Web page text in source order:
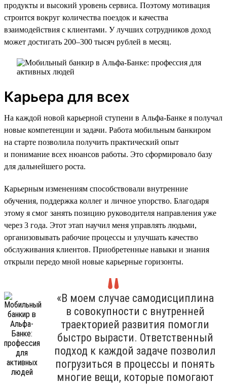
продукты и высокий уровень сервиса. Поэтому мотивация
строится вокруг количества поездок и качества
взаимодействия с клиентами. У лучших сотрудников доход
может достигать 200–300 тысяч рублей в месяц.
Карьера для всех
На каждой новой карьерной ступени в Альфа-Банке я получал
новые компетенции и задачи. Работа мобильным банкиром
на старте позволила получить практический опыт
и понимание всех нюансов работы. Это сформировало базу
для дальнейшего роста.
Карьерным изменениям способствовали внутренние
обучения, поддержка коллег и личное упорство. Благодаря
этому я смог занять позицию руководителя направления уже
через 3 года. Этот этап научил меня управлять людьми,
организовывать рабочие процессы и улучшать качество
обслуживания клиентов. Приобретенные навыки и знания
открыли передо мной новые карьерные горизонты.
«В моем случае самодисциплина
в совокупности с внутренней
траекторией развития помогли
быстро вырасти. Ответственный
подход к каждой задаче позволил
погрузиться в процессы и понять
многие вещи, которые помогают